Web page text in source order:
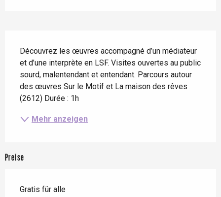
Découvrez les œuvres accompagné d’un médiateur
et d’une interprète en LSF. Visites ouvertes au public
sourd, malentendant et entendant. Parcours autour
des œuvres Sur le Motif et La maison des rêves
(2612) Durée : 1h
Mehr anzeigen
Preise
Gratis für alle